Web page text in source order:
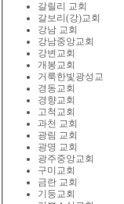
갈릴리 교회
갈보리(강)교회
강남 교회
강남중앙교회
강변교회
개봉교회
거룩한빛광성교
경동교회
경향교회
고척교회
과천 교회
광림 교회
광명 교회
광주중앙교회
구미교회
금란 교회
기둥교회